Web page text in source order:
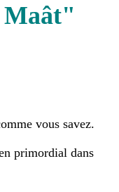
Maât"
vous savez.
primordial dans